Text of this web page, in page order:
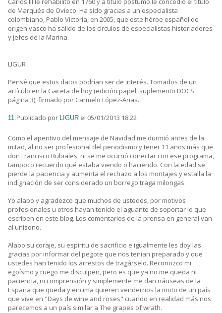
de Marqués de Ovieco. Ha sido gracias a un especialista
colombiano, Pablo Victoria, en 2005, que este héroe español de
origen vasco ha salido de los círculos de especialistas historiadores
y jefes de la Marina.
LIGUR
Pensé que estos datos podrían ser de interés. Tomados de un
artículo en la Gaceta de hoy (edición papel, suplemento DOCS
página 3), firmado por Carmelo López-Arias.
11.Publicado por LIGUR el 05/01/2013 18:22
Como el aperitivo del mensaje de Navidad me durmió antes de la
mitad, al no ser profesional del periodismo y tener 11 años más que
don Francisco Rubiales, ni se me ocurrió conectar con ese programa,
tampoco recuerdo qué estaba viendo o haciendo. Con la edad se
pierde la paciencia y aumenta el rechazo a los montajes y estalla la
indignación de ser considerado un borrego traga milongas.
Yo alabo y agradezco que muchos de ustedes, por motivos
profesionales u otros hayan tenido el aguante de soportar lo que
escriben en este blog. Los comentarios de la prensa en general van
al unísono.
Alabo su coraje, su espíritu de sacrificio e igualmente les doy las
gracias por informar del pegote que nos tenían preparado y que
ustedes han tenido los arrestos de tragárselo. Reconozco mi
egoísmo y ruego me disculpen, pero es que ya no me queda ni
paciencia, ni comprensión y simplemente me dan náuseas de la
España que queda y encima quieren vendernos la moto de un país
que vive en "Days de wine and roses" cuando en realidad más nos
parecemos a un país similar a The grapes of wrath.